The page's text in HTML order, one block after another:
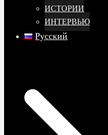
ИСТОРИИ
ИНТЕРВЬЮ
Русский